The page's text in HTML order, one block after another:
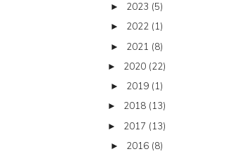
► 2023 (5)
► 2022 (1)
► 2021 (8)
► 2020 (22)
► 2019 (1)
► 2018 (13)
► 2017 (13)
► 2016 (8)